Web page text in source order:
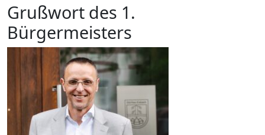
Grußwort des 1.
Bürgermeisters